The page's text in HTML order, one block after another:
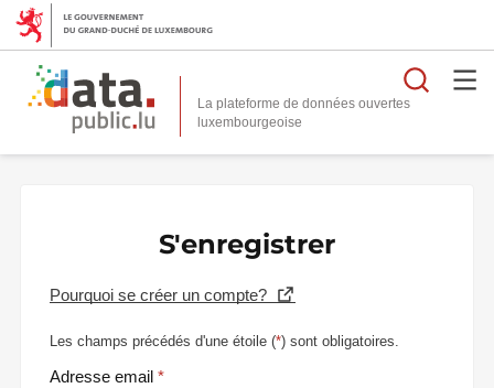
La plateforme de données ouvertes
S'enregistrer
Pourquoi se créer un compte?
Les champs précédés d'une étoile (*) sont obligatoires.
Adresse email